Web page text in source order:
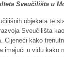
Sveučilišta u
objekata te
Sveučilišta
kako
imajući u vidu kako